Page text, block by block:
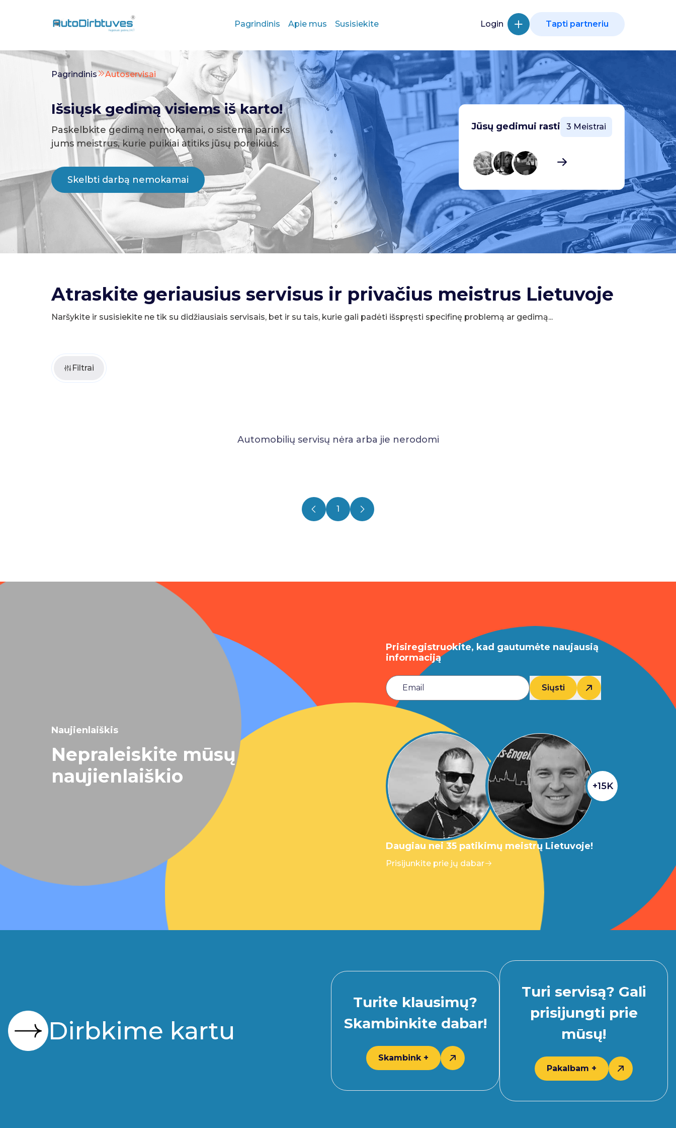
Pagrindinis Apie mus Susisiekite Login Tapti partneriu
Pagrindinis Autoservisai
Išsiųsk gedimą visiems iš karto!
Paskelbkite gedimą nemokamai, o sistema parinks
jums meistrus, kurie puikiai atitiks jūsų poreikius.
Skelbti darbą nemokamai
Jūsų gedimui rasti 3 Meistrai
Atraskite geriausius servisus ir privačius meistrus Lietuvoje
Naršykite ir susisiekite ne tik su didžiausiais servisais, bet ir su tais, kurie gali padėti išspręsti specifinę problemą ar gedimą...
Filtrai
Automobilių servisų nėra arba jie nerodomi
1
Naujienlaiškis
Nepraleiskite mūsų
naujienlaiškio
Prisiregistruokite, kad gautumėte naujausią
informaciją
Siųsti
+15K
Daugiau nei 35 patikimų meistrų Lietuvoje!
Prisijunkite prie jų dabar
Dirbkime kartu
Turite klausimų?
Skambinkite dabar!
Skambink +
Turi servisą? Gali
prisijungti prie
mūsų!
Pakalbam +